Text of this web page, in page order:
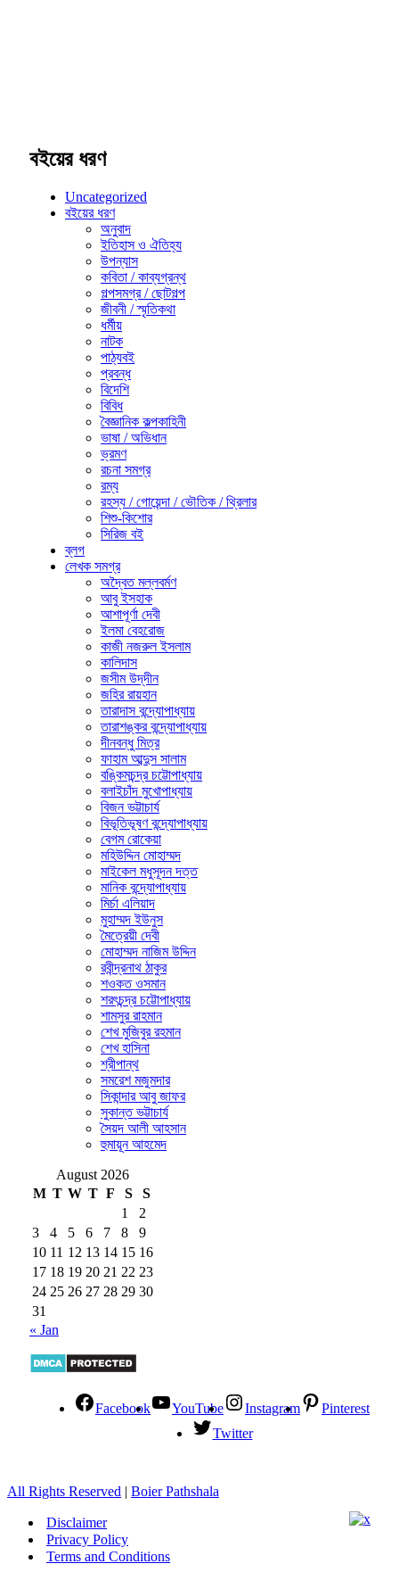
বইয়ের ধরণ
Uncategorized
বইয়ের ধরণ
অনুবাদ
ইতিহাস ও ঐতিহ্য
উপন্যাস
কবিতা / কাব্যগ্রন্থ
গল্পসমগ্র / ছোটগল্প
জীবনী / স্মৃতিকথা
ধর্মীয়
নাটক
পাঠ্যবই
প্রবন্ধ
বিদেশি
বিবিধ
বৈজ্ঞানিক কল্পকাহিনী
ভাষা / অভিধান
ভ্রমণ
রচনা সমগ্র
রম্য
রহস্য / গোয়েন্দা / ভৌতিক / থ্রিলার
শিশু-কিশোর
সিরিজ বই
ব্লগ
লেখক সমগ্র
অদ্বৈত মল্লবর্মণ
আবু ইসহাক
আশাপূর্ণা দেবী
ইলমা বেহরোজ
কাজী নজরুল ইসলাম
কালিদাস
জসীম উদ্‌দীন
জহির রায়হান
তারাদাস বন্দ্যোপাধ্যায়
তারাশঙ্কর বন্দ্যোপাধ্যায়
দীনবন্ধু মিত্র
ফাহাম আব্দুস সালাম
বঙ্কিমচন্দ্র চট্টোপাধ্যায়
বলাইচাঁদ মুখোপাধ্যায়
বিজন ভট্টাচার্য
বিভূতিভূষণ বন্দ্যোপাধ্যায়
বেগম রোকেয়া
মহিউদ্দিন মোহাম্মদ
মাইকেল মধুসূদন দত্ত
মানিক বন্দ্যোপাধ্যায়
মির্চা এলিয়াদ
মুহাম্মদ ইউনুস
মৈত্রেয়ী দেবী
মোহাম্মদ নাজিম উদ্দিন
রবীন্দ্রনাথ ঠাকুর
শওকত ওসমান
শরৎচন্দ্র চট্টোপাধ্যায়
শামসুর রাহমান
শেখ মুজিবুর রহমান
শেখ হাসিনা
শ্রীপান্থ
সমরেশ মজুমদার
সিকান্দার আবু জাফর
সুকান্ত ভট্টাচার্য
সৈয়দ আলী আহসান
হুমায়ূন আহমেদ
August 2026
M T W T F S
S
1
2
3
4 5 6 7 8
9
10 11 12 13 14 15 16
17 18 19 20 21 22 23
24 25 26 27 28 29 30
31
« Jan
Facebook YouTube Instagram
Pinterest
Twitter
All Rights Reserved | Boier Pathshala
Disclaimer
Privacy Policy
Terms and Conditions